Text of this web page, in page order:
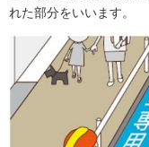
れた部分をいいます。